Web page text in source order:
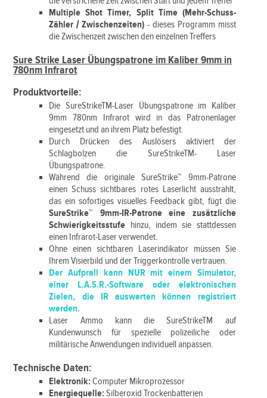
Multiple Shot Timer, Split Time (Mehr-Schuss-
Zähler / Zwischenzeiten) - dieses Programm misst
die Zwischenzeit zwischen den einzelnen Treffers
Sure Strike Laser Übungspatrone im Kaliber 9mm in
780nm Infrarot
Produktvorteile:
Die SureStrikeTM-Laser Übungspatrone im Kaliber
9mm 780nm Infrarot wird in das Patronenlager
eingesetzt und an ihrem Platz befestigt.
Durch Drücken des Auslösers aktiviert der
Schlagbolzen die SureStrikeTM- Laser
Übungspatrone.
Während die originale SureStrike™ 9mm-Patrone
einen Schuss sichtbares rotes Laserlicht ausstrahlt,
das ein sofortiges visuelles Feedback gibt, fügt die
SureStrike™ 9mm-IR-Patrone eine zusätzliche
Schwierigkeitsstufe hinzu, indem sie stattdessen
einen Infrarot-Laser verwendet.
Ohne einen sichtbaren Laserindikator müssen Sie
Ihrem Visierbild und der Triggerkontrolle vertrauen.
Der Aufprall kann NUR mit einem Simulator,
einer L.A.S.R.-Software oder elektronischen
Zielen, die IR auswerten können registriert
werden.
Laser Ammo kann die SureStrikeTM auf
Kundenwunsch für spezielle polizeiliche oder
militärische Anwendungen individuell anpassen.
Technische Daten:
Elektronik:Computer Mikroprozessor
Energiequelle: Silberoxid Trockenbatterien